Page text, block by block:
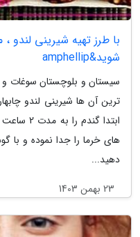
با طرز تهیه شیرینی
شوید&amphellip
سیستان و بلوچستان سوغات و
ترین آن ها شیرینی لندو
ابتدا
های خرما را جدا نموده و با
دهید...
23 بهمن 1403